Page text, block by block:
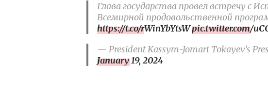
Глава государства провел встречу с
Всемирной продовольственной
https://t.co/rWinYbYtsWpic.twitter.com/
— President Kassym-Jomart Tokayev’s
January 19, 2024